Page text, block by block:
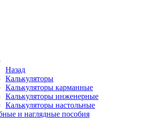
Назад
Калькуляторы
Калькуляторы карманные
Калькуляторы инженерные
Калькуляторы настольные
и наглядные пособия